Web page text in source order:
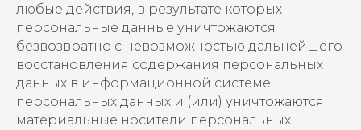
любые действия, в результате которых
персональные данные уничтожаются
безвозвратно с невозможностью дальнейшего
восстановления содержания персональных
данных в информационной системе
персональных данных и (или) уничтожаются
материальные носители персональных